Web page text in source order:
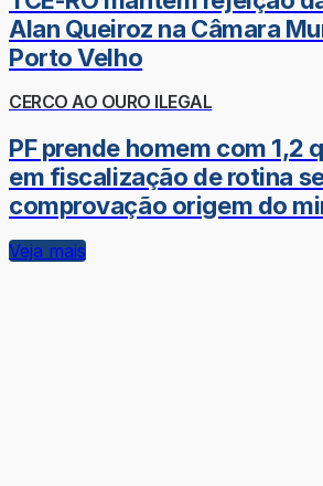
Alan Queiroz na Câmara
Porto Velho
CERCO AO OURO ILEGAL
PF prende homem com 1,2
em fiscalização de rotina
comprovação origem do
Veja mais